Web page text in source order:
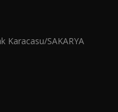
Karacasu/SAKARYA